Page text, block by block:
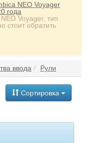
NEO Voyager
года
Voyager, тип
стоит обратить
ввода Рули
Сортировка